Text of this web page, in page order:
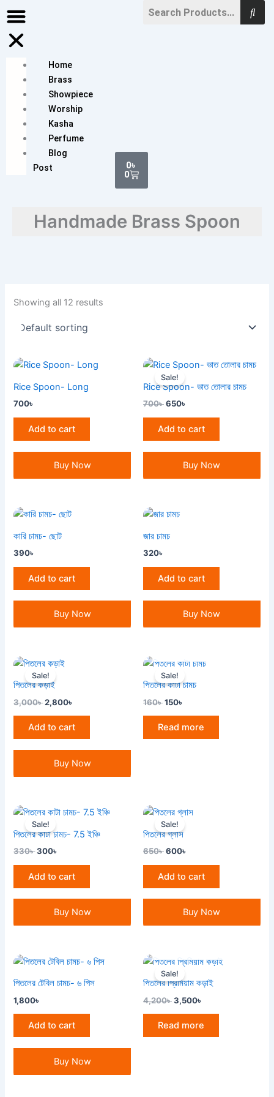
to
content
Home
Brass
Showpiece
Worship
Kasha
Perfume
Blog
Post
0৳
0
Cart
Handmade Brass Spoon
Showing all 12 results
Rice Spoon- Long
700৳
Add to cart
Buy Now
Sale!
Rice Spoon- ভাত তোলার চামচ
700৳
Original
price
was:
700৳ .
650৳
Current
is:
650৳ .
Add to cart
Buy Now
কারি চামচ- ছোট
390৳
Add to cart
Buy Now
জার চামচ
320৳
Add to cart
Buy Now
Sale!
পিতলের কড়াই
3,000৳
Original
price
was:
3,000৳ .
2,800৳
Add to cart
Buy Now
Sale!
পিতলের কাটা চামচ
160৳
Original
price
was:
160৳ .
150৳
Current
is:
150৳ .
Read more
Sale!
পিতলের কাটা চামচ- 7.5 ইঞ্চি
330৳
Original
price
was:
330৳ .
300৳
Current
is:
300৳ .
Add to cart
Buy Now
Sale!
পিতলের গ্লাস
650৳
Original
price
was:
650৳ .
600৳
Current
Add to cart
Buy Now
পিতলের টেবিল চামচ- ৬ পিস
1,800৳
Add to cart
Buy Now
Sale!
পিতলের প্রিমিয়াম কড়াই
4,200৳
Original
price
was:
4,200৳ .
3,500৳
Current
price
is:
3,500৳ .
Read more